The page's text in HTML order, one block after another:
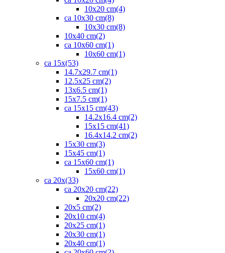
10x20 cm(4)
ca 10x30 cm(8)
10x30 cm(8)
10x40 cm(2)
ca 10x60 cm(1)
10x60 cm(1)
ca 15x(53)
14.7x29.7 cm(1)
12.5x25 cm(2)
13x6.5 cm(1)
15x7.5 cm(1)
ca 15x15 cm(43)
14.2x16.4 cm(2)
15x15 cm(41)
16.4x14.2 cm(2)
15x30 cm(3)
15x45 cm(1)
ca 15x60 cm(1)
15x60 cm(1)
ca 20x(33)
ca 20x20 cm(22)
20x20 cm(22)
20x5 cm(2)
20x10 cm(4)
20x25 cm(1)
20x30 cm(1)
20x40 cm(1)